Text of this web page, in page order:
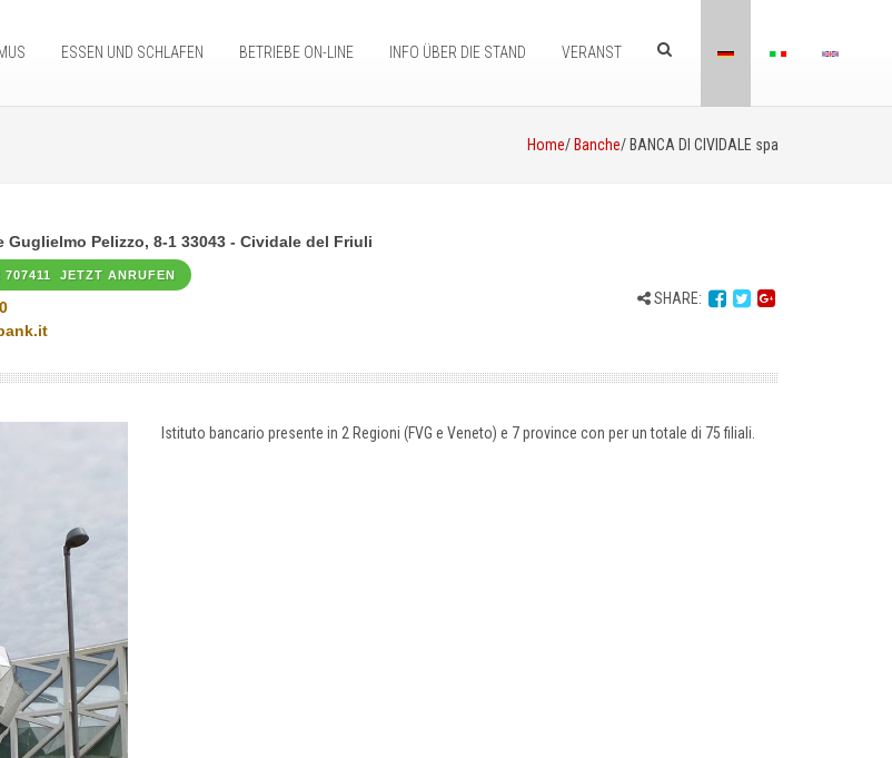
ESSEN UND SCHLAFEN BETRIEBE ON-LINE INFO ÜBER DIE STAND VERANST
Home/ Banche/ BANCA DI CIVIDALE spa
Guglielmo Pelizzo, 8-1 33043 - Cividale del Friuli
707411 JETZT ANRUFEN
SHARE:
Istituto bancario presente in 2 Regioni (FVG e Veneto) e 7 province con per un totale di 75 filiali.